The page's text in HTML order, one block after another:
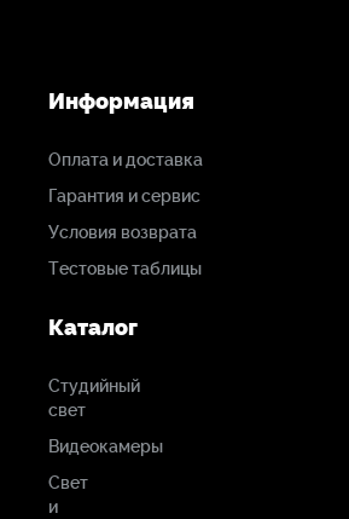
Эквивалентный
уровень шума (А-
Разъем
XLR
Информация
Оплата и доставка
Гарантия и сервис
Условия возврата
Тестовые таблицы
Каталог
Студийный
свет
Видеокамеры
Свет
и